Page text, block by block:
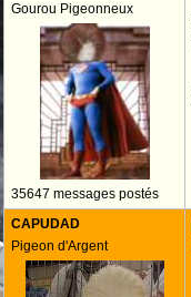
Gourou Pigeonneux
35647 messages postés
CAPUDAD
Pigeon d'Argent